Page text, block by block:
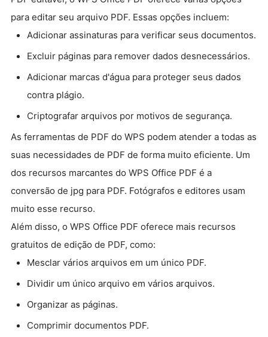
para editar seu arquivo PDF. Essas opções incluem:
Adicionar assinaturas para verificar seus documentos.
Excluir páginas para remover dados desnecessários.
Adicionar marcas d'água para proteger seus dados
contra plágio.
Criptografar arquivos por motivos de segurança.
As ferramentas de PDF do WPS podem atender a todas as
suas necessidades de PDF de forma muito eficiente. Um
dos recursos marcantes do WPS Office PDF é a
conversão de jpg para PDF. Fotógrafos e editores usam
muito esse recurso.
Além disso, o WPS Office PDF oferece mais recursos
gratuitos de edição de PDF, como:
Mesclar vários arquivos em um único PDF.
Dividir um único arquivo em vários arquivos.
Organizar as páginas.
Comprimir documentos PDF.